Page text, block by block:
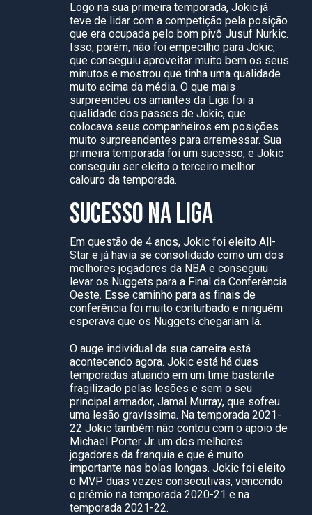
Logo na sua primeira temporada, Jokic já
teve de lidar com a competição pela posição
que era ocupada pelo bom pivô Jusuf Nurkic.
Isso, porém, não foi empecilho para Jokic,
que conseguiu aproveitar muito bem os seus
minutos e mostrou que tinha uma qualidade
muito acima da média. O que mais
surpreendeu os amantes da Liga foi a
qualidade dos passes de Jokic, que
colocava seus companheiros em posições
muito surpreendentes para arremessar. Sua
primeira temporada foi um sucesso, e Jokic
conseguiu ser eleito o terceiro melhor
calouro da temporada.
SUCESSO NA LIGA
Em questão de 4 anos, Jokic foi eleito All-
Star e já havia se consolidado como um dos
melhores jogadores da NBA e conseguiu
levar os Nuggets para a Final da Conferência
Oeste. Esse caminho para as finais de
conferência foi muito conturbado e ninguém
esperava que os Nuggets chegariam lá.
O auge individual da sua carreira está
acontecendo agora. Jokic está há duas
temporadas atuando em um time bastante
fragilizado pelas lesões e sem o seu
principal armador, Jamal Murray, que sofreu
uma lesão gravíssima. Na temporada 2021-
22 Jokic também não contou com o apoio de
Michael Porter Jr. um dos melhores
jogadores da franquia e que é muito
importante nas bolas longas. Jokic foi eleito
o MVP duas vezes consecutivas, vencendo
o prêmio na temporada 2020-21 e na
temporada 2021-22.